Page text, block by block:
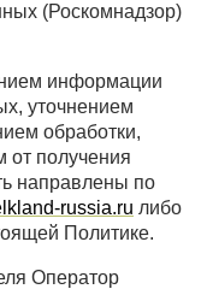
(Роскомнадзор)
информации
уточнением
обработки,
от получения
направлены по
russia.ru либо
Политике.
Оператор